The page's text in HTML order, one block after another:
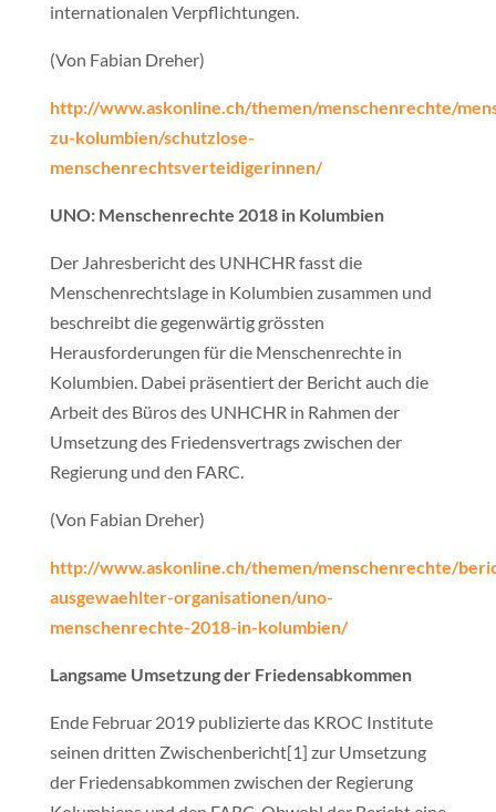
internationalen Verpflichtungen.
(Von Fabian Dreher)
http://www.askonline.ch/themen/menschenrechte/
zu-kolumbien/schutzlose-
menschenrechtsverteidigerinnen/
UNO: Menschenrechte 2018 in Kolumbien
Der Jahresbericht des UNHCHR fasst die
Menschenrechtslage in Kolumbien zusammen und
beschreibt die gegenwärtig grössten
Herausforderungen für die Menschenrechte in
Kolumbien. Dabei präsentiert der Bericht auch die
Arbeit des Büros des UNHCHR in Rahmen der
Umsetzung des Friedensvertrags zwischen der
Regierung und den FARC.
(Von Fabian Dreher)
http://www.askonline.ch/themen/menschenrechte/
ausgewaehlter-organisationen/uno-
menschenrechte-2018-in-kolumbien/
Langsame Umsetzung der Friedensabkommen
Ende Februar 2019 publizierte das KROC Institute
seinen dritten Zwischenbericht[1] zur Umsetzung
der Friedensabkommen zwischen der Regierung